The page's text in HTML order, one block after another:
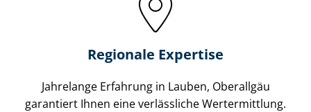
Regionale Expertise
Jahrelange Erfahrung in Lauben, Oberallgäu
garantiert Ihnen eine verlässliche Wertermittlung.